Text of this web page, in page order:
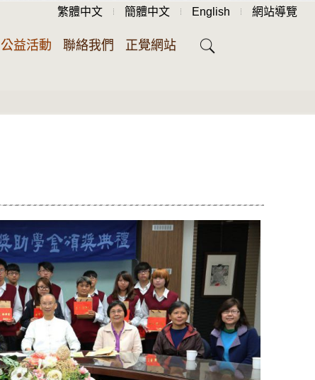
繁體中文 簡體中文 English 網站導覽
公益活動 聯絡我們 正覺網站